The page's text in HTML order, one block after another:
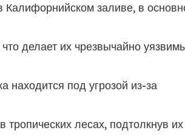
заливе, в
делает их чрезвычайно
находится под угрозой из-за
лесах, подтолкнув их